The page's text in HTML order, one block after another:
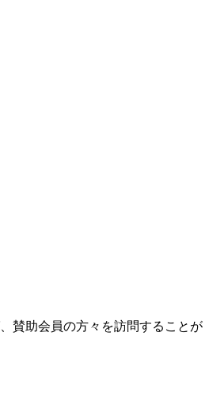
賛助会員の方々を訪問することが